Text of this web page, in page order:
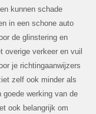
kunnen schade
in een schone auto
de glinstering en
overige verkeer en vuil
je richtingaanwijzers
zelf ook minder als
goede werking van de
ook belangrijk om